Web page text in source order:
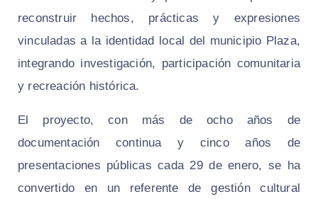
reconstruir hechos, prácticas y expresiones
vinculadas a la identidad local del municipio Plaza,
integrando investigación, participación comunitaria
y recreación histórica.
El proyecto, con más de ocho años de
documentación continua y cinco años de
presentaciones públicas cada 29 de enero, se ha
convertido en un referente de gestión cultural